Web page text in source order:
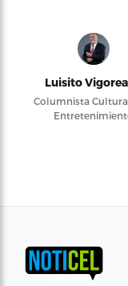
Luisito
Columnista